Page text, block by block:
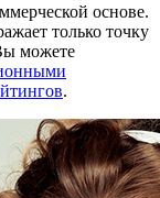
основе.
только точку
можете
.